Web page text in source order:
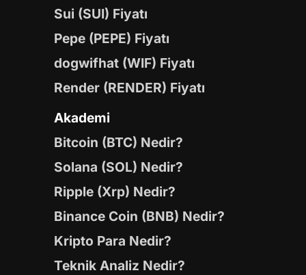
Sui (SUI) Fiyatı
Pepe (PEPE) Fiyatı
dogwifhat (WIF) Fiyatı
Render (RENDER) Fiyatı
Akademi
Bitcoin (BTC) Nedir?
Solana (SOL) Nedir?
Ripple (Xrp) Nedir?
Binance Coin (BNB) Nedir?
Kripto Para Nedir?
Teknik Analiz Nedir?